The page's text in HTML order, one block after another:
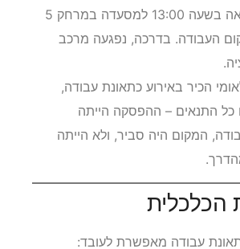
העבודה. בדרכה, נפגעה מרכב
הכיר באירוע כתאונת עבודה,
כל התנאים – ההפסקה הייתה
המקום היה סביר, ולא הייתה